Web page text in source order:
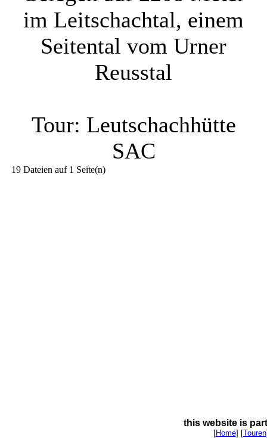
im Leitschachtal, einem
Seitental vom Urner
Reusstal
Tour: Leutschachhütte
SAC
19 Dateien auf 1 Seite(n)
this website is
[Home] [Touren